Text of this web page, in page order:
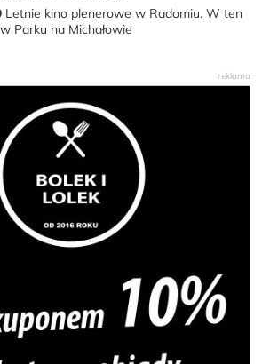
Letnie kino plenerowe w Radomiu. W ten
Parku na Michałowie